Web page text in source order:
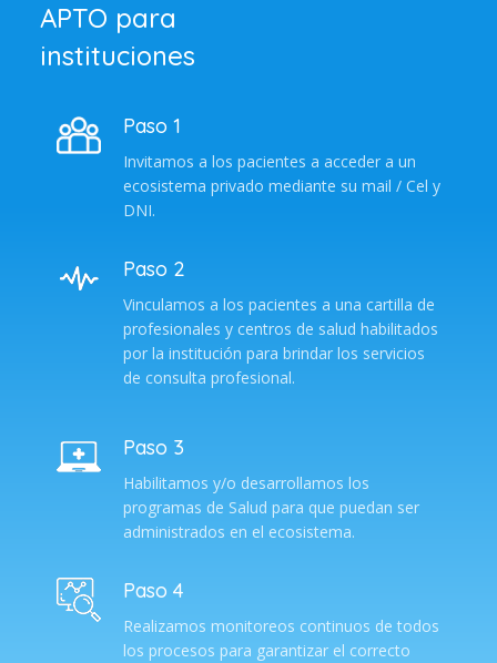
APTO para
instituciones
Paso 1
Invitamos a los pacientes a acceder a un
ecosistema privado mediante su mail / Cel y
DNI.
Paso 2
Vinculamos a los pacientes a una cartilla de
profesionales y centros de salud habilitados
por la institución para brindar los servicios
de consulta profesional.
Paso 3
Habilitamos y/o desarrollamos los
programas de Salud para que puedan ser
administrados en el ecosistema.
Paso 4
Realizamos monitoreos continuos de todos
los procesos para garantizar el correcto